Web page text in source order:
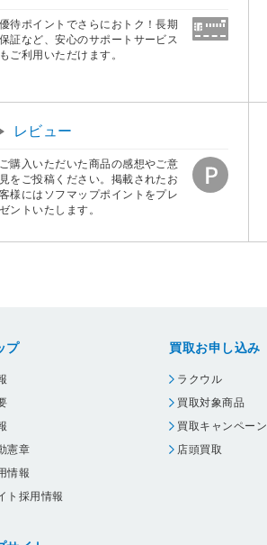
優待ポイントでさらにおトク！長期
保証など、安心のサポートサービス
もご利用いただけます。
レビュー
ご購入いただいた商品の感想やご意
見をご投稿ください。掲載されたお
客様にはソフマップポイントをプレ
ゼントいたします。
プ
憲章
情報
ト採用情報
買取お申し込み
ラクウル
買取対象商品
買取キャンペーン
店頭買取